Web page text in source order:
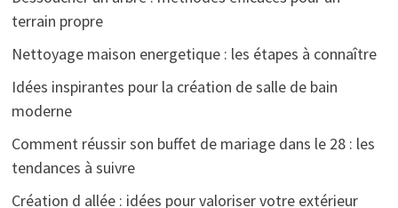
terrain propre
Nettoyage maison energetique : les étapes à connaître
Idées inspirantes pour la création de salle de bain
moderne
Comment réussir son buffet de mariage dans le 28 : les
tendances à suivre
Création d allée : idées pour valoriser votre extérieur